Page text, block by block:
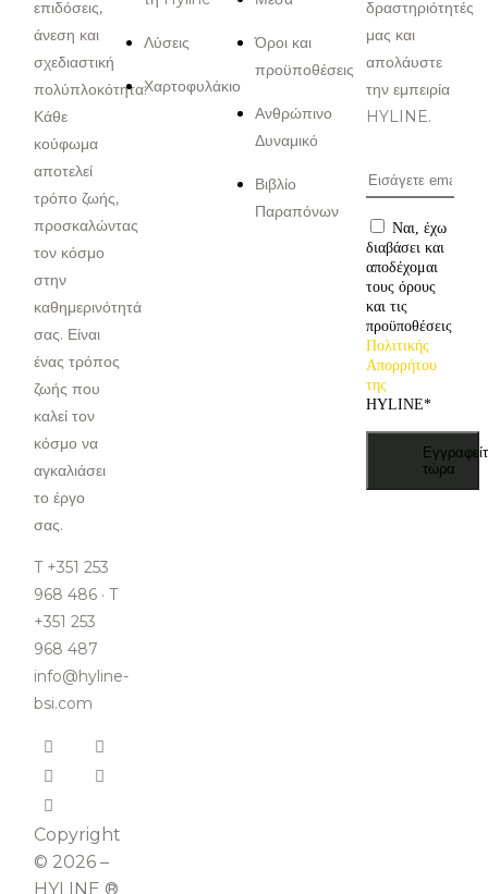
επιδόσεις,
άνεση και
σχεδιαστική
πολύπλοκότητα:
Κάθε
κούφωμα
αποτελεί
τρόπο ζωής,
προσκαλώντας
τον κόσμο
στην
καθημερινότητά
σας. Είναι
ένας τρόπος
ζωής που
καλεί τον
κόσμο να
αγκαλιάσει
το έργο
σας.
T +351 253
968 486 · T
+351 253
968 487
info@hyline-
bsi.com
Copyright
© 2026 –
HYLINE ®
Λύσεις
Χαρτοφυλάκιο
Όροι και
προϋποθέσεις
Ανθρώπινο
Δυναμικό
Βιβλίο
Παραπόνων
δραστηριότητές
μας και
απολάυστε
την εμπειρία
HYLINE.
Ναι, έχω
διαβάσει και
αποδέχομαι
τους όρους
και τις
προϋποθέσεις
Πολιτικής
Απορρήτου
της
HYLINE*
τώρα